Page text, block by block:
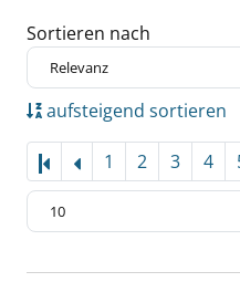
Sortieren nach
aufsteigend sortieren
1 2 3 4